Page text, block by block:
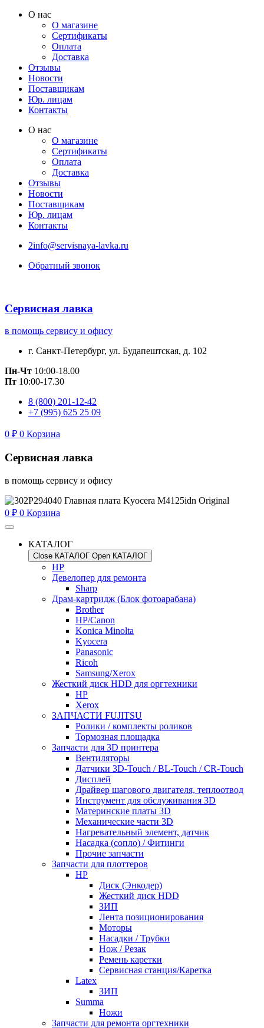
Перейти
содержимому
О нас
О магазине
Сертификаты
Оплата
Доставка
Отзывы
Новости
Поставщикам
Юр. лицам
Контакты
О нас
О магазине
Сертификаты
Оплата
Доставка
Отзывы
Новости
Поставщикам
Юр. лицам
Контакты
2info@servisnaya-lavka.ru
Обратный звонок
Сервисная лавка
в помощь сервису и офису
г. Санкт-Петербург, ул. Будапештская, д. 102
Пн-Чт 10:00-18.00
Пт 10:00-17.30
8 (800) 201-12-42
+7 (995) 625 25 09
0 ₽ 0 Корзина
Сервисная лавка
в помощь сервису и офису
0 ₽ 0 Корзина
КАТАЛОГ
Close КАТАЛОГ Open КАТАЛОГ
HP
Девелопер для ремонта
Sharp
Драм-картридж (Блок фотоарабана)
Brother
HP/Canon
Konica Minolta
Kyocera
Panasonic
Ricoh
Samsung/Xerox
Жесткий диск HDD для оргтехники
HP
Xerox
ЗАПЧАСТИ FUJITSU
Ролики / комплекты роликов
Тормозная площадка
Запчасти для 3D принтера
Вентиляторы
Датчики 3D-Touch / BL-Touch / CR-Touch
Дисплей
Драйвер шагового двигателя, теплоотвод
Инструмент для обслуживания 3D
Материнские платы 3D
Механические части 3D
Нагревательный элемент, датчик
Насадка (сопло) / Фитинги
Прочие запчасти
Запчасти для плоттеров
HP
Диск (Энкодер)
Жесткий диск HDD
ЗИП
Лента позиционирования
Моторы
Насадки / Трубки
Нож / Резак
Ремень каретки
Сервисная станция/Каретка
Latex
ЗИП
Summa
Ножи
Запчасти для ремонта оргтехники